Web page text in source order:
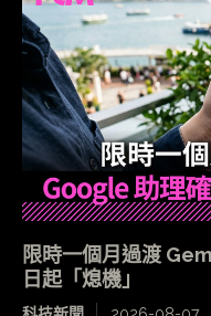
限時一個月過渡
日起「熄機」